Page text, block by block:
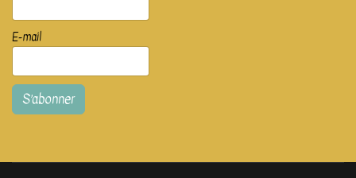
E-mail
S’abonner